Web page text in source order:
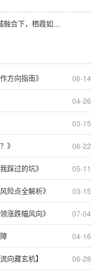
港产城融合下，栖霞如何借正规实盘配资之势推进航运建设？
06-14
方向指南》
04-26
03-15
06-22
》
05-11
踩过的坑》
03-15
险点全解析》
07-04
涨跌幅风向》
04-16
06-28
向藏玄机】